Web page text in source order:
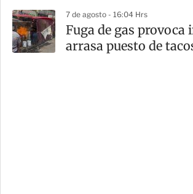
7 de agosto - 16:04 Hrs
Fuga de gas provoca
arrasa puesto de